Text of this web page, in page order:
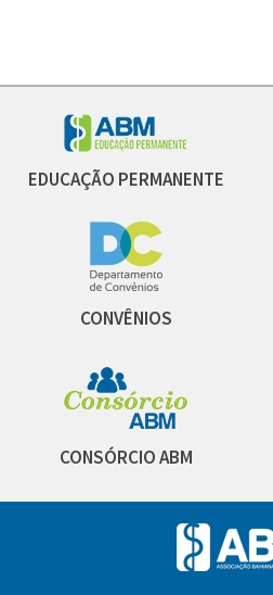
EDUCAÇÃO PERMANENTE
CONVÊNIOS
CONSÓRCIO ABM